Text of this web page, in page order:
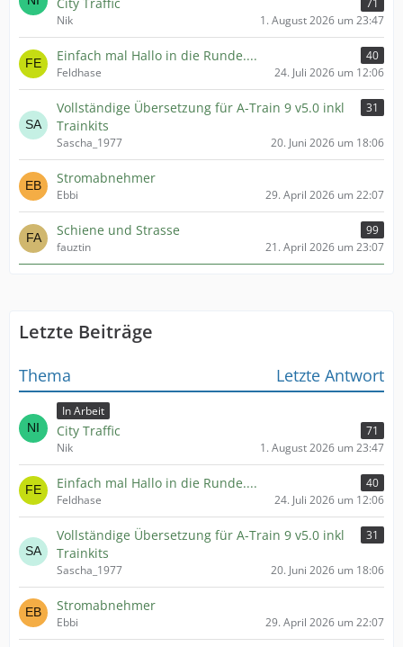
71
Nik
1. August 2026 um 23:47
Einfach mal Hallo in die Runde....
40
Feldhase
24. Juli 2026 um 12:06
Vollständige Übersetzung für A-Train 9 v5.0 inkl
Trainkits
31
Sascha_1977 20. Juni 2026 um 18:06
Stromabnehmer
Ebbi 29. April 2026 um 22:07
Schiene und Strasse
99
fauztin
21. April 2026 um 23:07
Letzte Beiträge
Thema Letzte Antwort
In Arbeit
City Traffic
71
Nik
1. August 2026 um 23:47
Einfach mal Hallo in die Runde....
40
Feldhase
24. Juli 2026 um 12:06
Vollständige Übersetzung für A-Train 9 v5.0 inkl
Trainkits
31
Sascha_1977 20. Juni 2026 um 18:06
Stromabnehmer
Ebbi 29. April 2026 um 22:07